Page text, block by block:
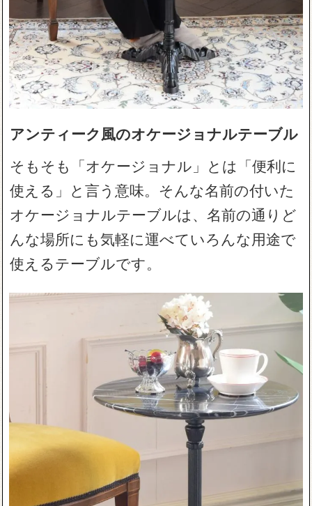
アンティーク風のオケージョナルテーブル
そもそも「オケージョナル」とは「便利に
使える」と言う意味。そんな名前の付いた
オケージョナルテーブルは、名前の通りど
んな場所にも気軽に運べていろんな用途で
使えるテーブルです。